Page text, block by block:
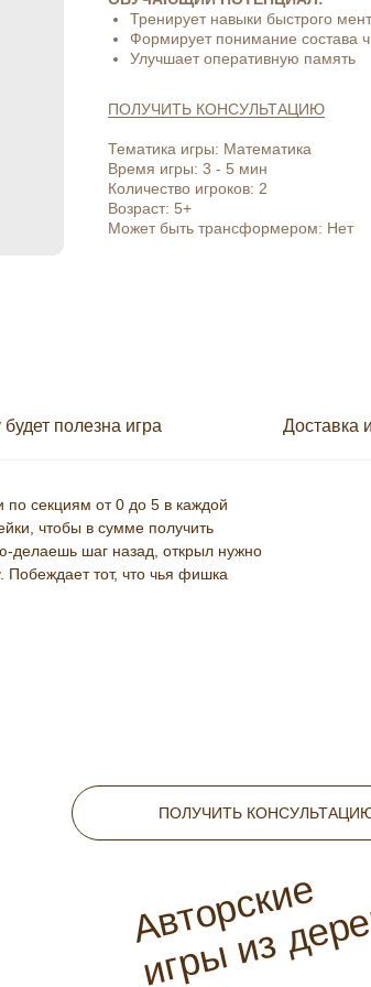
Тренирует навыки быстрого
Формирует понимание состава
Улучшает оперативную память
ПОЛУЧИТЬ КОНСУЛЬТАЦИЮ
Тематика игры: Математика
Время игры: 3 - 5 мин
Количество игроков: 2
Возраст: 5+
Может быть трансформером: Нет
будет полезна игра Доставка
секциям от 0 до 5 в каждой
чтобы в сумме получить
делаешь шаг назад, открыл нужно
Побеждает тот, что чья фишка
Авторские
игры из
ПОЛУЧИТЬ